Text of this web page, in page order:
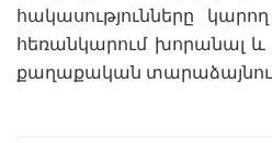
հակասությունները
հեռանկարում խորանալ և
քաղաքական